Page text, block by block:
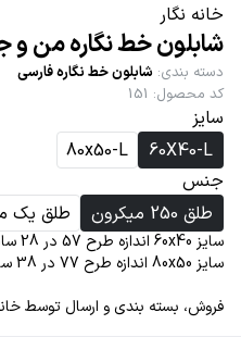
خانه نگار
شابلون خط نگاره من و
دسته بندی: شابلون خط نگاره فارسی
کد محصول:
151
سایز
60X40-L
80x50-L
جنس
طلق 250 میکرون
طلق یک
سایز 60x40 اندازه طرح 57 در 28 سانتیمتر
سایز 80x50 اندازه طرح 77 در 38 سانتیمتر
فروش، بسته بندی و ارسال توسط